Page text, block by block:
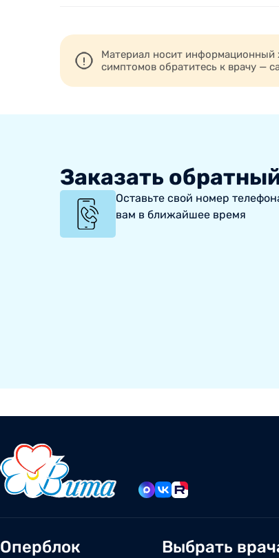
Материал носит информационный
симптомов обратитесь к врачу —
Заказать
Оставьте свой номер
вам в ближайшее время
Оперблок Выбрать